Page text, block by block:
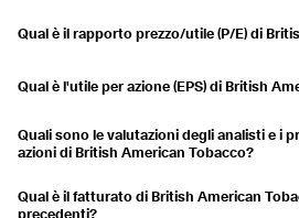
128,63 Mld USD. La capitalizzazione di
moltiplicando il prezzo corrente delle azioni
Qual è il rapporto prezzo/utile (P/E) di
15,12. Questo rapporto aiuta gli investitori a
Qual è l'utile per azione (EPS) di British
twelve months (TTM) is 3,945 USD. EPS
Quali sono le valutazioni degli analisti e i
azioni di British American Tobacco?
consensus target price of 69,25 USD.
Qual è il fatturato di British American
precedenti?